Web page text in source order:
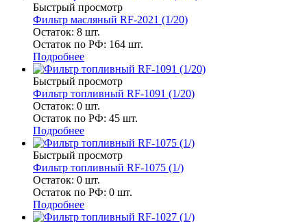
Быстрый просмотр
Фильтр масляный RF-2021 (1/20)
Остаток: 8 шт.
Остаток по РФ: 164 шт.
Подробнее
Быстрый просмотр
Фильтр топливный RF-1091 (1/20)
Остаток: 0 шт.
Остаток по РФ: 45 шт.
Подробнее
Быстрый просмотр
Фильтр топливный RF-1075 (1/)
Остаток: 0 шт.
Остаток по РФ: 0 шт.
Подробнее